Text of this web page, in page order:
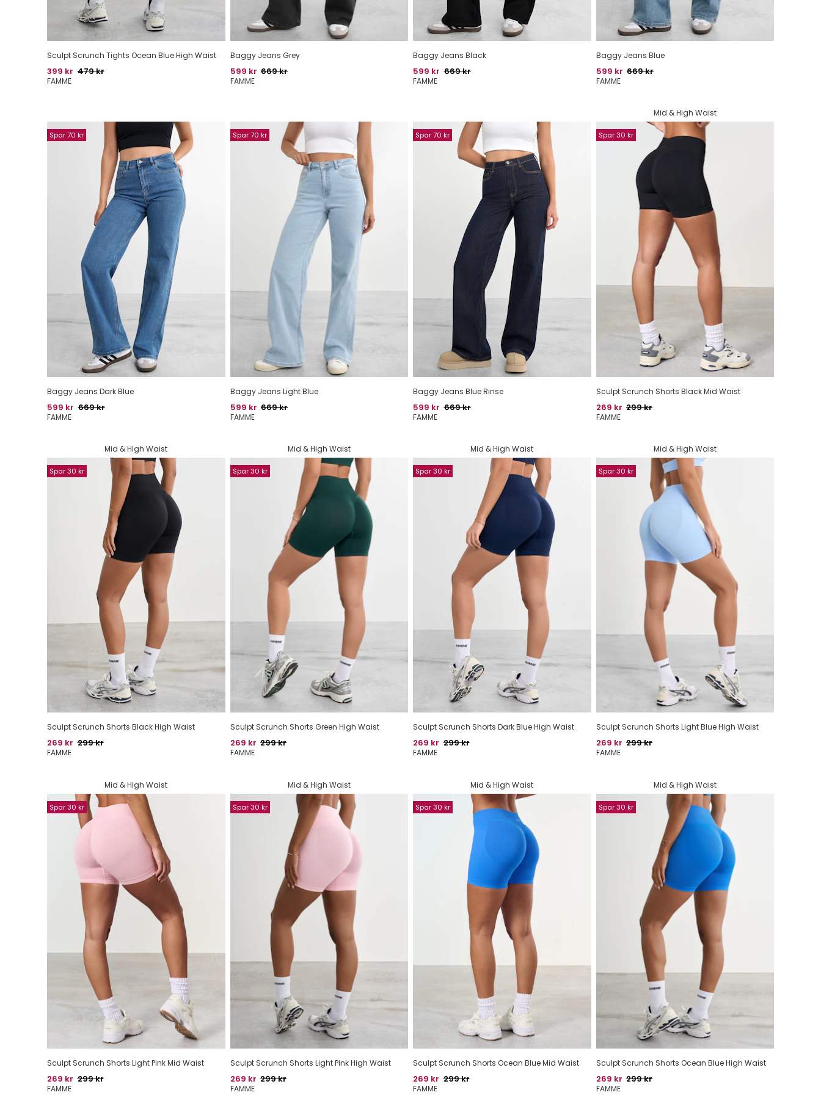
Sculpt Scrunch Tights Ocean Blue High Waist
Pris
399 kr Oprindelig pris
479 kr
FAMME
Baggy Jeans Grey
Pris
599 kr Oprindelig pris
669 kr
FAMME
Baggy Jeans Black
Pris
599 kr Oprindelig pris
669 kr
FAMME
Baggy Jeans Blue
Pris
599 kr Oprindelig pris
669 kr
FAMME
Spar 70 kr
Baggy Jeans Dark Blue
Pris
599 kr Oprindelig pris
669 kr
FAMME
Spar 70 kr
Baggy Jeans Light Blue
Pris
599 kr Oprindelig pris
669 kr
FAMME
Spar 70 kr
Baggy Jeans Blue Rinse
Pris
599 kr Oprindelig pris
669 kr
FAMME
Mid & High Waist
Spar 30 kr
Sculpt Scrunch Shorts Black Mid Waist
Pris
269 kr Oprindelig pris
299 kr
FAMME
Mid & High Waist
Spar 30 kr
Sculpt Scrunch Shorts Black High Waist
Pris
269 kr Oprindelig pris
299 kr
FAMME
Mid & High Waist
Spar 30 kr
Sculpt Scrunch Shorts Green High Waist
Pris
269 kr Oprindelig pris
299 kr
FAMME
Mid & High Waist
Spar 30 kr
Sculpt Scrunch Shorts Dark Blue High Waist
Pris
269 kr Oprindelig pris
299 kr
FAMME
Mid & High Waist
Spar 30 kr
Sculpt Scrunch Shorts Light Blue High Waist
Pris
269 kr Oprindelig pris
299 kr
FAMME
Mid & High Waist
Spar 30 kr
Sculpt Scrunch Shorts Light Pink Mid Waist
Pris
269 kr Oprindelig pris
299 kr
FAMME
Mid & High Waist
Spar 30 kr
Sculpt Scrunch Shorts Light Pink High Waist
Pris
269 kr Oprindelig pris
299 kr
FAMME
Mid & High Waist
Spar 30 kr
Sculpt Scrunch Shorts Ocean Blue Mid Waist
Pris
269 kr Oprindelig pris
299 kr
FAMME
Mid & High Waist
Spar 30 kr
Sculpt Scrunch Shorts Ocean Blue High Waist
Pris
269 kr Oprindelig pris
299 kr
FAMME